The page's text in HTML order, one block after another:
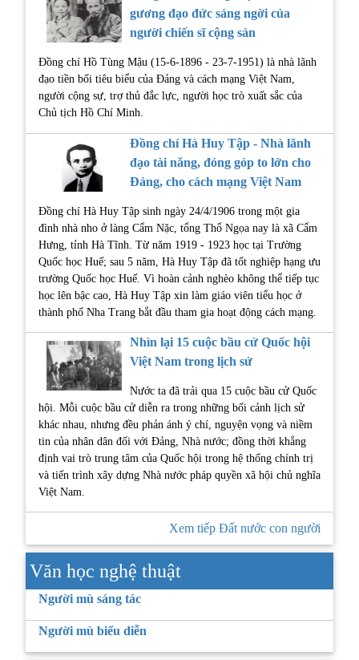
gương đạo đức sáng ngời của
người chiến sĩ cộng sản
Đồng chí Hồ Tùng Mậu (15-6-1896 - 23-7-1951) là nhà lãnh
đạo tiền bối tiêu biểu của Đảng và cách mạng Việt Nam,
người cộng sự, trợ thủ đắc lực, người học trò xuất sắc của
Chủ tịch Hồ Chí Minh.
Đồng chí Hà Huy Tập - Nhà lãnh
đạo tài năng, đóng góp to lớn cho
Đảng, cho cách mạng Việt Nam
Đồng chí Hà Huy Tập sinh ngày 24/4/1906 trong một gia
đình nhà nho ở làng Cẩm Nặc, tổng Thổ Ngọa nay là xã Cẩm
Hưng, tỉnh Hà Tĩnh. Từ năm 1919 - 1923 học tại Trường
Quốc học Huế; sau 5 năm, Hà Huy Tập đã tốt nghiệp hạng ưu
trường Quốc học Huế. Vì hoàn cảnh nghèo không thể tiếp tục
học lên bậc cao, Hà Huy Tập xin làm giáo viên tiểu học ở
thành phố Nha Trang bắt đầu tham gia hoạt động cách mạng.
Nhìn lại 15 cuộc bầu cử Quốc hội
Việt Nam trong lịch sử
Nước ta đã trải qua 15 cuộc bầu cử Quốc
hội. Mỗi cuộc bầu cử diễn ra trong những bối cảnh lịch sử
khác nhau, nhưng đều phản ánh ý chí, nguyện vọng và niềm
tin của nhân dân đối với Đảng, Nhà nước; đồng thời khẳng
định vai trò trung tâm của Quốc hội trong hệ thống chính trị
và tiến trình xây dựng Nhà nước pháp quyền xã hội chủ nghĩa
Việt Nam.
Xem tiếp Đất nước con người
Văn học nghệ thuật
Người mù sáng tác
Người mù biểu diễn